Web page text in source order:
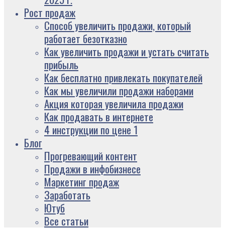
Рост продаж
Способ увеличить продажи, который
работает безотказно
Как увеличить продажи и устать считать
прибыль
Как бесплатно привлекать покупателей
Как мы увеличили продажи наборами
Акция которая увеличила продажи
Как продавать в интернете
4 инструкции по цене 1
Блог
Прогревающий контент
Продажи в инфобизнесе
Маркетинг продаж
Заработать
Ютуб
Все статьи